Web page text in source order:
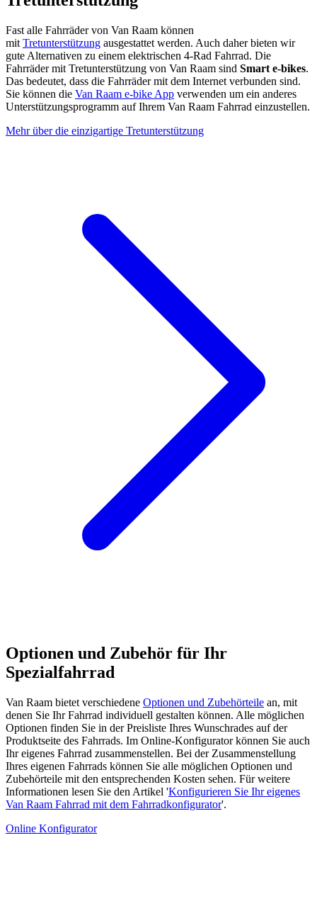
Fast alle Fahrräder von Van Raam können
mit Tretunterstützung ausgestattet werden. Auch daher bieten wir
gute Alternativen zu einem elektrischen 4-Rad Fahrrad. Die
Fahrräder mit Tretunterstützung von Van Raam sind Smart e-bikes.
Das bedeutet, dass die Fahrräder mit dem Internet verbunden sind.
Sie können die Van Raam e-bike App verwenden um ein anderes
Unterstützungsprogramm auf Ihrem Van Raam Fahrrad einzustellen.
Mehr über die einzigartige Tretunterstützung
Optionen und Zubehör für Ihr
Spezialfahrrad
Van Raam bietet verschiedene Optionen und Zubehörteile an, mit
denen Sie Ihr Fahrrad individuell gestalten können. Alle möglichen
Optionen finden Sie in der Preisliste Ihres Wunschrades auf der
Produktseite des Fahrrads. Im Online-Konfigurator können Sie auch
Ihr eigenes Fahrrad zusammenstellen. Bei der Zusammenstellung
Ihres eigenen Fahrrads können Sie alle möglichen Optionen und
Zubehörteile mit den entsprechenden Kosten sehen. Für weitere
Informationen lesen Sie den Artikel 'Konfigurieren Sie Ihr eigenes
Van Raam Fahrrad mit dem Fahrradkonfigurator'.
Online Konfigurator